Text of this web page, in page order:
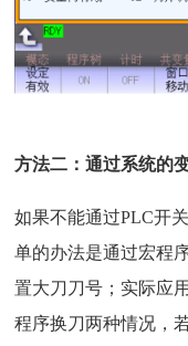
方法二：通过系统的
如果不能通过PLC开
单的办法是通过宏程
置大刀刀号；实际应
程序换刀两种情况，